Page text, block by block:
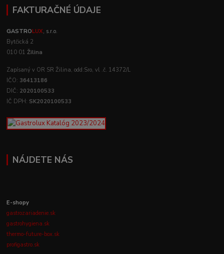
FAKTURAČNÉ ÚDAJE
GASTROLUX, s.r.o.
Bytčická 2
010 01Žilina
Zapísaný v OR SR Žilina, odd:Sro, vl .č. 14372/L
IČO: 36413186
DIČ: 2020100533
IČ DPH: SK2020100533
NÁJDETE NÁS
E-shopy
gastrozariadenie.sk
gastrohygiena.sk
thermo-future-box.sk
profigastro.sk